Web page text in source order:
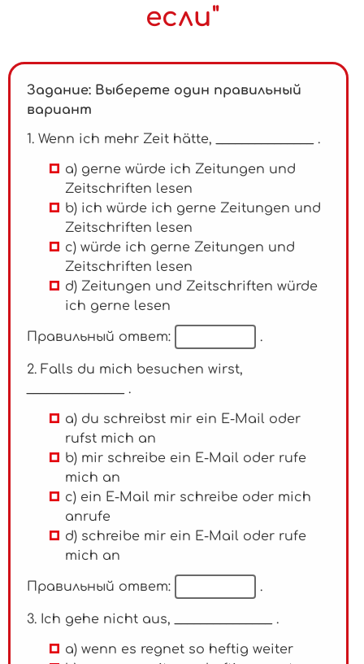
если"
Задание: Выберете один правильный
вариант
1. Wenn ich mehr Zeit hätte, _______________ .
a) gerne würde ich Zeitungen und
Zeitschriften lesen
b) ich würde ich gerne Zeitungen und
Zeitschriften lesen
c) würde ich gerne Zeitungen und
Zeitschriften lesen
d) Zeitungen und Zeitschriften würde
ich gerne lesen
Правильный ответ: .
2. Falls du mich besuchen wirst,
_______________ .
a) du schreibst mir ein E-Mail oder
rufst mich an
b) mir schreibe ein E-Mail oder rufe
mich an
c) ein E-Mail mir schreibe oder mich
anrufe
d) schreibe mir ein E-Mail oder rufe
mich an
Правильный ответ: .
3. Ich gehe nicht aus, _______________ .
a) wenn es regnet so heftig weiter